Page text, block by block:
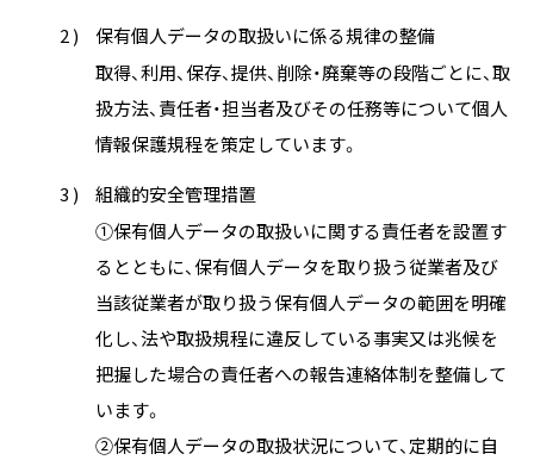
2 )
保有個人データの取扱いに係る規律の整備
取得、利用、保存、提供、削除・廃棄等の段階ごとに、取
扱方法、責任者・担当者及びその任務等について個人
情報保護規程を策定しています。
3 )
組織的安全管理措置
①保有個人データの取扱いに関する責任者を設置す
るとともに、保有個人データを取り扱う従業者及び
当該従業者が取り扱う保有個人データの範囲を明確
化し、法や取扱規程に違反している事実又は兆候を
把握した場合の責任者への報告連絡体制を整備して
います。
②保有個人データの取扱状況について、定期的に自